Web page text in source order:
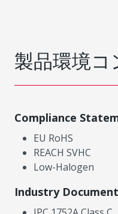
製品環境
Compliance
EU RoHS
REACH SVHC
Low-Halogen
Industry